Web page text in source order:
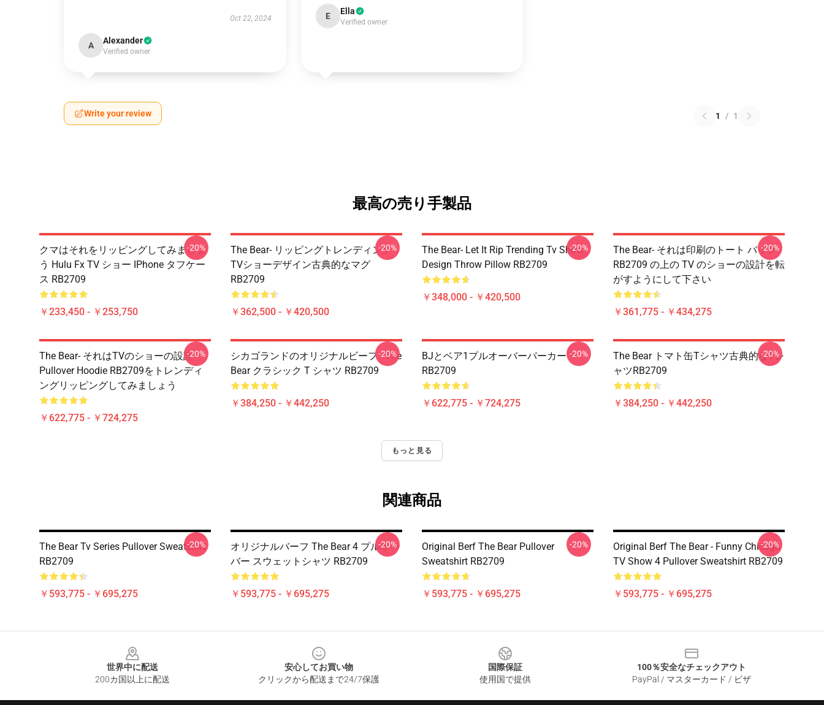
Oct 22, 2024
A Alexander
Verified owner
E Ella
Verified owner
Write your review 1 / 1
最高の売り手製品
クマはそれをリッピングしてみましょ
う Hulu Fx TV ショー IPhone タフケー
ス RB2709
￥233,450 - ￥253,750
-20%
The Bear- リッピングトレンディング
TVショーデザイン古典的なマグ
RB2709
￥362,500 - ￥420,500
-20%
The Bear- Let It Rip Trending Tv Show
Design Throw Pillow RB2709
￥348,000 - ￥420,500
-20%
The Bear- それは印刷のトート バック
RB2709 の上の TV のショーの設計を転
がすようにして下さい
￥361,775 - ￥434,275
-20%
The Bear- それはTVのショーの設計
Pullover Hoodie RB2709をトレンディ
ングリッピングしてみましょう
￥622,775 - ￥724,275
-20%
シカゴランドのオリジナルビーフ - The
Bear クラシック T シャツ RB2709
￥384,250 - ￥442,250
-20%
BJとベア1プルオーバーパーカー
RB2709
￥622,775 - ￥724,275
-20%
The Bear トマト缶Tシャツ古典的なTシ
ャツRB2709
￥384,250 - ￥442,250
-20%
もっと見る
関連商品
The Bear Tv Series Pullover Sweatshirt
RB2709
￥593,775 - ￥695,275
-20%
オリジナルバーフ The Bear 4 プルオー
バー スウェットシャツ RB2709
￥593,775 - ￥695,275
-20%
Original Berf The Bear Pullover
Sweatshirt RB2709
￥593,775 - ￥695,275
-20%
Original Berf The Bear - Funny Chicago
TV Show 4 Pullover Sweatshirt RB2709
￥593,775 - ￥695,275
-20%
世界中に配送
200カ国以上に配送
安心してお買い物
クリックから配送まで24/7保護
国際保証
使用国で提供
100％安全なチェックアウト
PayPal / マスターカード / ビザ